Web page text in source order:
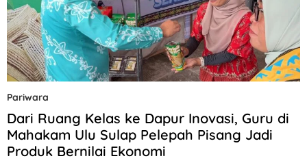
Pariwara
Dari Ruang Kelas ke Dapur Inovasi, Guru di
Mahakam Ulu Sulap Pelepah Pisang Jadi
Produk Bernilai Ekonomi